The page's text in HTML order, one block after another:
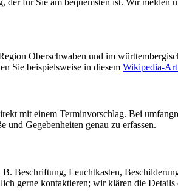
Oberschwaben und im
Sie beispielsweise in diesem Wikipedia-
mit einem Terminvorschlag. Bei
Gegebenheiten genau zu erfassen.
Beschriftung, Leuchtkasten,
gerne kontaktieren; wir klären die